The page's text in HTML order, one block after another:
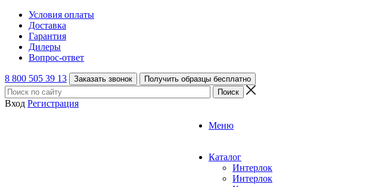
Условия оплаты
Доставка
Гарантия
Дилеры
Вопрос-ответ
8 800 505 39 13 Заказать звонок Получить образцы бесплатно
Вход Регистрация
Меню
Каталог
Интерлок
Интерлок